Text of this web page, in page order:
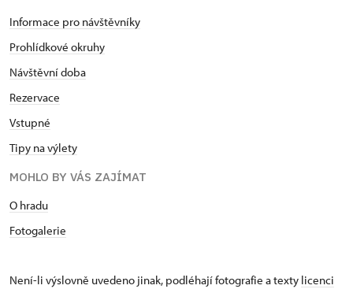
Informace pro návštěvníky
Prohlídkové okruhy
Návštěvní doba
Rezervace
Vstupné
Tipy na výlety
MOHLO BY VÁS ZAJÍMAT
O hradu
Fotogalerie
Není-li výslovně uvedeno jinak, podléhají fotografie a texty licenci